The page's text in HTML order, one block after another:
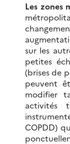
Les zones
sur les
petites
(brises de
peuvent
modifier
activités
COPDD)